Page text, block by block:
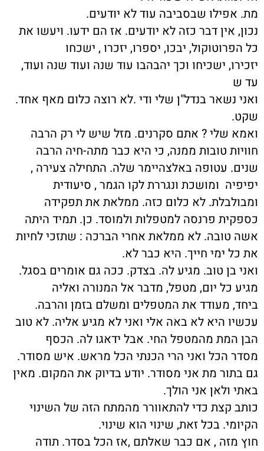
מת. אפילו שבסביבה עוד לא יודעים.
נכון, אין דבר כזה לא יודעים. אז הם ידעו. ויעשו את
כל הפרוטוקול, יבכו, יספרו, יזכרו , ישכחו
יזכירו, ישכיחו וכך יהבהבו עוד שנה ועוד שנה ועוד,
עד ש
ואני נשאר בנדל"ן שלי ודי .לא רוצה כלום מאף אחד.
שקט.
ואמא שלי ? אתם סקרנים. מזל שיש לי רק הרבה
חוויות טובות ממנה, כי היא כבר מתה-חיה הרבה
שנים. עטופה באלצהיימר שלה. התחילה צעירה ,
יפיפיה ומושכת ונגררת לקו הגמר , סיעודית
ומבולבלת. לא כלום כזה. ממלאת את תפקידה
כספקית פרנסה למטפלות ולמוסד. כן. תמיד היתה
אשה טובה. לא ממלאת אחרי הברכה : שתזכי לחיות
את כל ימי חייך. היא כבר לא.
ואני בן טוב. מגיע לה. בצדק. ככה גם אומרים בסגל.
מגיע כל יום, מטפל, מדבר אל המנורה ואליה
ביחד, מעודד את המטפלים ומשלם בזמן והרבה.
עכשיו היא לא באה אלי ואני לא מגיע אליה. לא טוב
הבן המת מהמטפל החי. אבל ידאגו לה. הכסף
מסדר הכל ואני הרי הכנתי הכל מראש. איש מסודר.
גם בתור מת אני מסודר. יודע בדיוק את המקום. מאין
באתי ולאן אני הולך.
כותב קצת כדי להתאוורר מהמתח הזה של השינוי
הקיומי. בכל זאת, שינוי הוא שינוי.
חוץ מזה , אם כבר שאלתם ,אז הכל בסדר. תודה